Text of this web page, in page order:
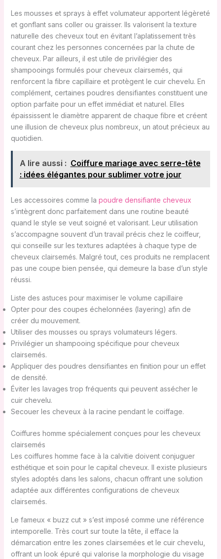
Les mousses et sprays à effet volumateur apportent légèreté
et gonflant sans coller ou graisser. Ils valorisent la texture
naturelle des cheveux tout en évitant l’aplatissement très
courant chez les personnes concernées par la chute de
cheveux. Par ailleurs, il est utile de privilégier des
shampooings formulés pour cheveux clairsemés, qui
renforcent la fibre capillaire et protègent le cuir chevelu. En
complément, certaines poudres densifiantes constituent une
option parfaite pour un effet immédiat et naturel. Elles
épaississent le diamètre apparent de chaque fibre et créent
une illusion de cheveux plus nombreux, un atout précieux au
quotidien.
A lire aussi : Coiffure mariage avec serre-tête
: idées élégantes pour sublimer votre jour
Les accessoires comme la poudre densifiante cheveux
s’intègrent donc parfaitement dans une routine beauté
quand le style se veut soigné et valorisant. Leur utilisation
s’accompagne souvent d’un travail précis chez le coiffeur,
qui conseille sur les textures adaptées à chaque type de
cheveux clairsemés. Malgré tout, ces produits ne remplacent
pas une coupe bien pensée, qui demeure la base d’un style
réussi.
Liste des astuces pour maximiser le volume capillaire
Opter pour des coupes échelonnées (layering) afin de
créer du mouvement.
Utiliser des mousses ou sprays volumateurs légers.
Privilégier un shampooing spécifique pour cheveux
clairsemés.
Appliquer des poudres densifiantes en finition pour un effet
de densité.
Éviter les lavages trop fréquents qui peuvent assécher le
cuir chevelu.
Secouer les cheveux à la racine pendant le coiffage.
Coiffures homme spécialement conçues pour les cheveux
clairsemés
Les coiffures homme face à la calvitie doivent conjuguer
esthétique et soin pour le capital cheveux. Il existe plusieurs
styles adoptés dans les salons, chacun offrant une solution
adaptée aux différentes configurations de cheveux
clairsemés.
Le fameux « buzz cut » s’est imposé comme une référence
intemporelle. Très court sur toute la tête, il efface la
démarcation entre les zones clairsemées et le cuir chevelu,
offrant un look épuré qui valorise la morphologie du visage